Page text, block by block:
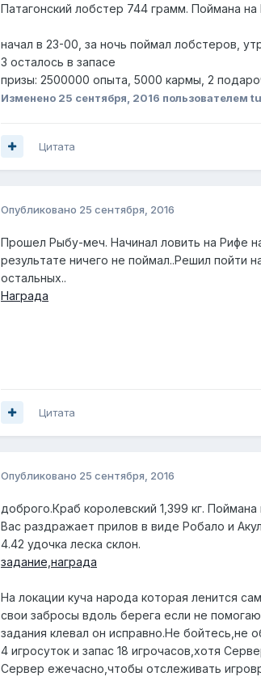
Патагонский лобстер 744 грамм. Поймана
начал в 23-00, за ночь поймал лобстеров,
3 осталось в запасе
призы: 2500000 опыта, 5000 кармы, 2
Изменено 25 сентября, 2016 пользователем
Цитата
Опубликовано 25 сентября, 2016
Прошел Рыбу-меч. Начинал ловить на Рифе
результате ничего не поймал..Решил пойти
остальных..
Награда
Цитата
Опубликовано 25 сентября, 2016
доброго.Краб королевский 1,399 кг.
Вас раздражает прилов в виде Робало и
4.42 удочка леска склон.
задание,награда
На локации куча народа которая ленится
свои забросы вдоль берега если не
задания клевал он исправно.Не
4 игросуток и запас 18 игрочасов,хотя
Сервер ежечасно,чтобы отслеживать